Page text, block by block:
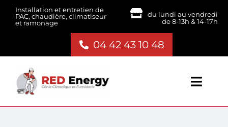
PasserInstallation et entretien de
PAC, chaudière, climatiseur
et ramonage
du lundi au vendredi
de 8-13h & 14-17h
04 42 43 10 48